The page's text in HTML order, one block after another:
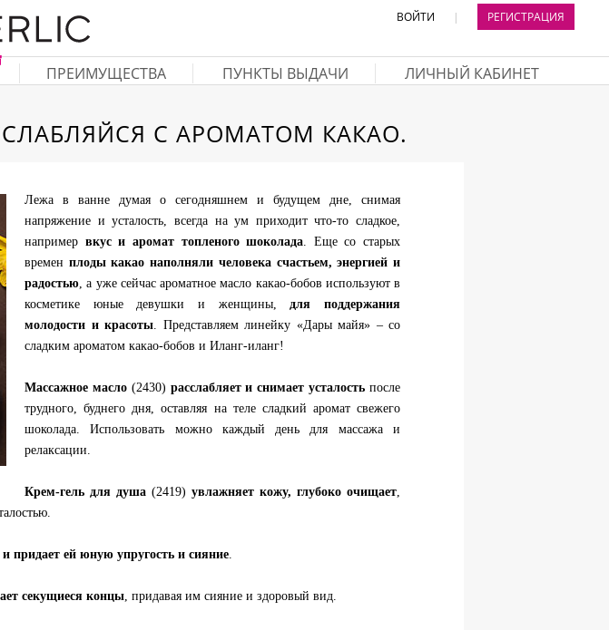
ВОЙТИ | РЕГИСТРАЦИЯ
ПРЕИМУЩЕСТВА ПУНКТЫ ВЫДАЧИ ЛИЧНЫЙ КАБИНЕТ
С АРОМАТОМ КАКАО.
Лежа в ванне думая о сегодняшнем и будущем дне, снимая
напряжение и усталость, всегда на ум приходит что-то сладкое,
например вкус и аромат топленого шоколада. Еще со старых
времен плоды какао наполняли человека счастьем, энергией и
радостью, а уже сейчас ароматное масло какао-бобов используют в
косметике юные девушки и женщины,для поддержания
молодости и красоты. Представляем линейку «Дары майя» – со
сладким ароматом какао-бобов и Иланг-иланг!
Массажное масло(2430) расслабляет и снимает усталость после
трудного, буднего дня, оставляя на теле сладкий аромат свежего
шоколада. Использовать можно каждый день для массажа и
релаксации.
Крем-гель для душа (2419) увлажняет кожу, глубоко очищает,
придает ей юную упругость и сияние.
секущиеся концы, придавая им сияние и здоровый вид.